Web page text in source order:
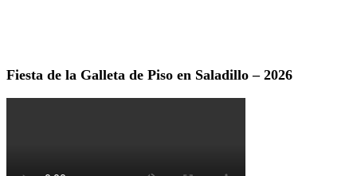
Fiesta de la Galleta de Piso en Saladillo – 2026